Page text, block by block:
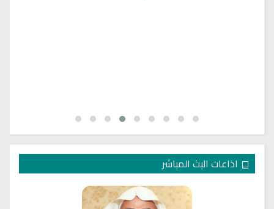
اذاعات البث المباشر